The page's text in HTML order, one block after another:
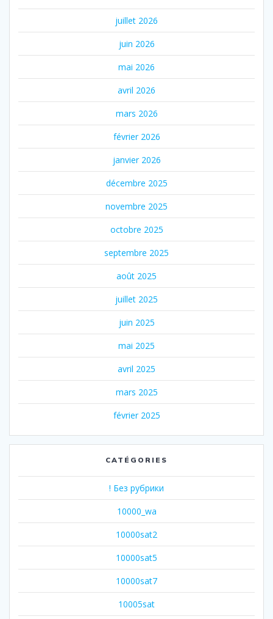
juillet 2026
juin 2026
mai 2026
avril 2026
mars 2026
février 2026
janvier 2026
décembre 2025
novembre 2025
octobre 2025
septembre 2025
août 2025
juillet 2025
juin 2025
mai 2025
avril 2025
mars 2025
février 2025
CATÉGORIES
! Без рубрики
10000_wa
10000sat2
10000sat5
10000sat7
10005sat